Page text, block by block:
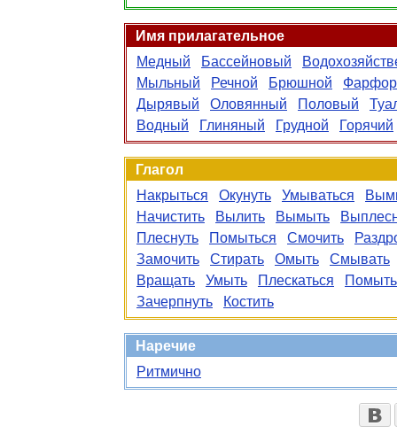
Имя прилагательное
Медный
Бассейновый
Мыльный
Речной Брюшной
Дырявый
Оловянный Половый
Водный
Глиняный Грудной Горячий
Глагол
Накрыться
Окунуть Умываться
Начистить
Вылить Вымыть
Плеснуть
Помыться Смочить
Замочить
Стирать Омыть
Смывать
Вращать
Умыть Плескаться
Помыть
Зачерпнуть
Костить
Наречие
Ритмично